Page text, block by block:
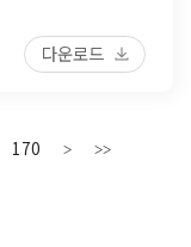
다운로드
170